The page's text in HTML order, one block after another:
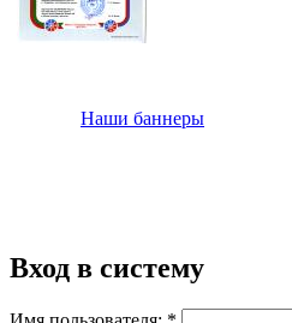
Наши баннеры
Вход в систему